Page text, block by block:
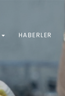
HABERLER